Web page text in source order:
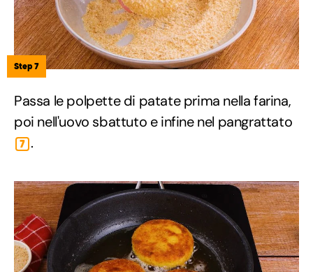
Step 7
Passa le polpette di patate prima nella farina,
poi nell'uovo sbattuto e infine nel pangrattato
7 .